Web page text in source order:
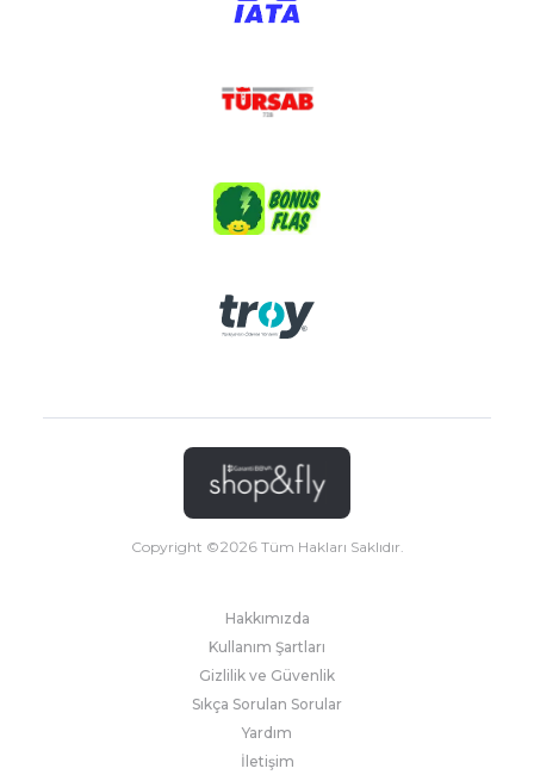
Copyright ©2026Tüm Hakları Saklıdır.
Hakkımızda
Kullanım Şartları
Gizlilik ve Güvenlik
Sıkça Sorulan Sorular
Yardım
İletişim